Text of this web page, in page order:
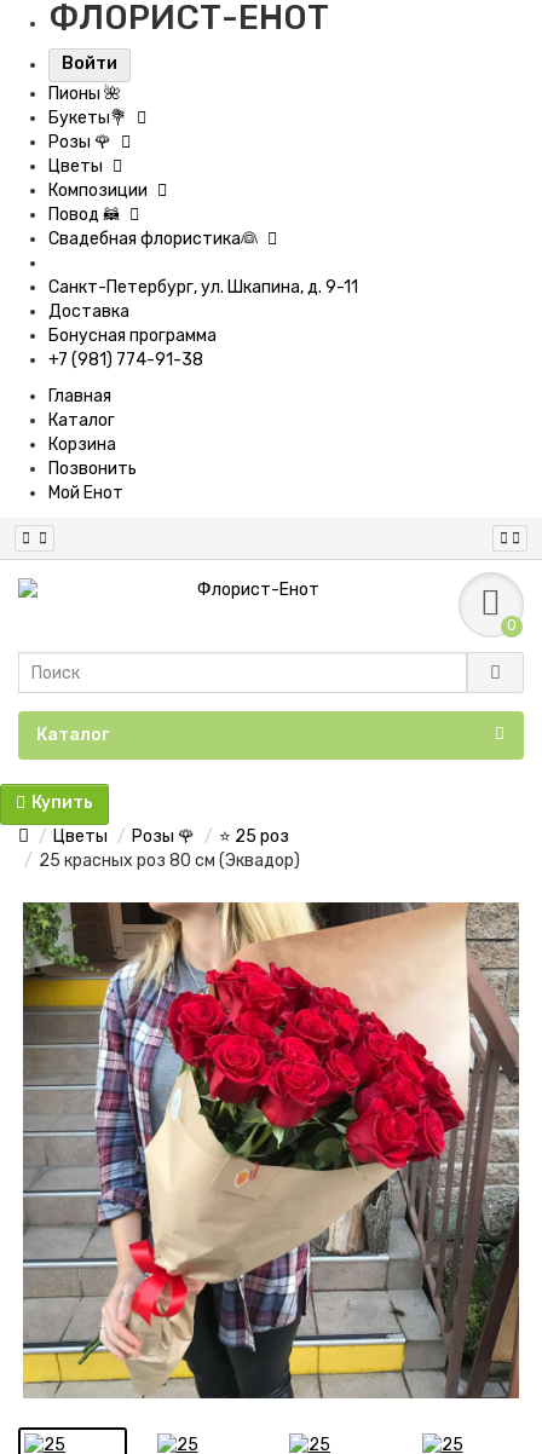
ФЛОРИСТ-ЕНОТ
Войти
Пионы 🌺
Букеты💐
Розы 🌹
Цветы
Композиции
Повод 🦝
Свадебная флористика👰
Санкт-Петербург, ул. Шкапина, д. 9-11
Доставка
Бонусная программа
+7 (981) 774-91-38
Главная
Каталог
Корзина
Позвонить
Мой Енот
0
Каталог
Купить
Цветы
Розы 🌹
⭐ 25 роз
25 красных роз 80 см (Эквадор)